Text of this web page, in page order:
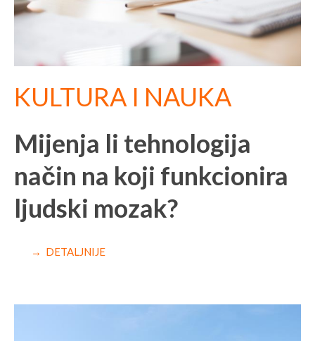
KULTURA I NAUKA
Mijenja li tehnologija
način na koji funkcionira
ljudski mozak?
→ DETALJNIJE